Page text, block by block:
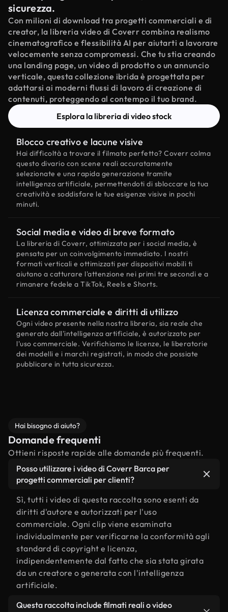
sicurezza.
Con milioni di download tra progetti commerciali e di
creator, la libreria video di Coverr combina realismo
cinematografico e flessibilità AI per aiutarti a lavorare
velocemente senza compromessi. Che tu stia creando
una landing page, un video di prodotto o un annuncio
verticale, questa collezione ibrida è progettata per
adattarsi ai moderni flussi di lavoro di creazione di
contenuti, proteggendo al contempo il tuo brand.
Esplora la libreria di video stock
Blocco creativo e lacune visive
Hai difficoltà a trovare il filmato perfetto? Coverr colma
questo divario con scene reali accuratamente
selezionate e una rapida generazione tramite
intelligenza artificiale, permettendoti di sbloccare la tua
creatività e soddisfare le tue esigenze visive in pochi
minuti.
Social media e video di breve formato
La libreria di Coverr, ottimizzata per i social media, è
pensata per un coinvolgimento immediato. I nostri
formati verticali e ottimizzati per dispositivi mobili ti
aiutano a catturare l'attenzione nei primi tre secondi e a
rimanere fedele a TikTok, Reels e Shorts.
Licenza commerciale e diritti di utilizzo
Ogni video presente nella nostra libreria, sia reale che
generato dall'intelligenza artificiale, è autorizzato per
l'uso commerciale. Verifichiamo le licenze, le liberatorie
dei modelli e i marchi registrati, in modo che possiate
pubblicare in tutta sicurezza.
Hai bisogno di aiuto?
Domande frequenti
Ottieni risposte rapide alle domande più frequenti.
Posso utilizzare i video di Coverr Barca per
progetti commerciali per clienti?
Sì, tutti i video di questa raccolta sono esenti da
diritti d'autore e autorizzati per l'uso
commerciale. Ogni clip viene esaminata
individualmente per verificarne la conformità agli
standard di copyright e licenza,
indipendentemente dal fatto che sia stata girata
da un creatore o generata con l'intelligenza
artificiale.
Questa raccolta include filmati reali o video